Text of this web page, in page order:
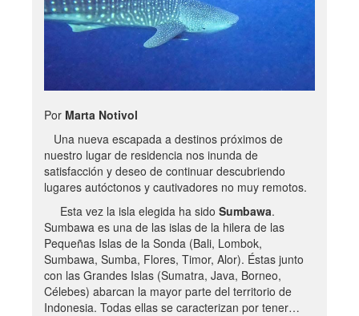
Por Marta Notivol
Una nueva escapada a destinos próximos de
nuestro lugar de residencia nos inunda de
satisfacción y deseo de continuar descubriendo
lugares autóctonos y cautivadores no muy remotos.
Esta vez la isla elegida ha sido Sumbawa.
Sumbawa es una de las islas de la hilera de las
Pequeñas Islas de la Sonda (Bali, Lombok,
Sumbawa, Sumba, Flores, Timor, Alor). Éstas junto
con las Grandes Islas (Sumatra, Java, Borneo,
Célebes) abarcan la mayor parte del territorio de
Indonesia. Todas ellas se caracterizan por tener…